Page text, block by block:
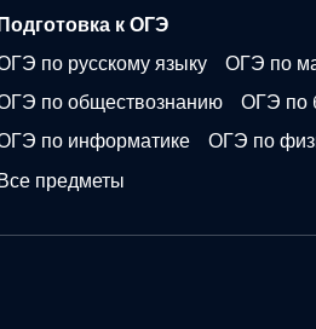
Подготовка к ОГЭ
по русскому языку
ОГЭ по
по обществознанию
ОГЭ по
по информатике
ОГЭ по
Все предметы